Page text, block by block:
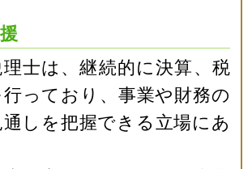
士は、継続的に決算、税
っており、事業や財務の
しを把握できる立場にあ